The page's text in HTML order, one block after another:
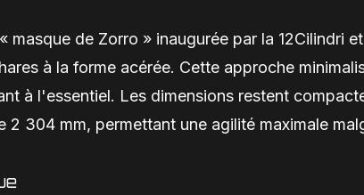
de Zorro » inaugurée par la 12Cilindri
à la forme acérée. Cette approche
à l'essentiel. Les dimensions restent
2 304 mm, permettant une agilité maximale